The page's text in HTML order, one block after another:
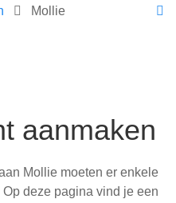
Mollie
aanmaken
Mollie moeten er enkele
deze pagina vind je een